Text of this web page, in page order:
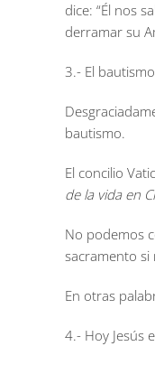
dice: “Él nos
derramar su
3.- El
bautismo.
El concilio
de la vida en
No podemos
sacramento si
En otras
4.- Hoy Jesús